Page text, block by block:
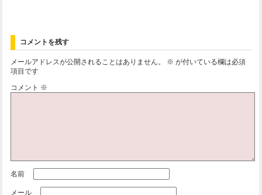
コメントを残す
メールアドレスが公開されることはありません。 ※ が付いている欄は必須
項目です
コメント ※
名前
メール